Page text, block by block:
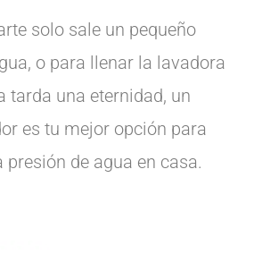
solo sale un pequeño
o para llenar la lavadora
tarda una eternidad, un
es tu mejor opción para
presión de agua en casa.